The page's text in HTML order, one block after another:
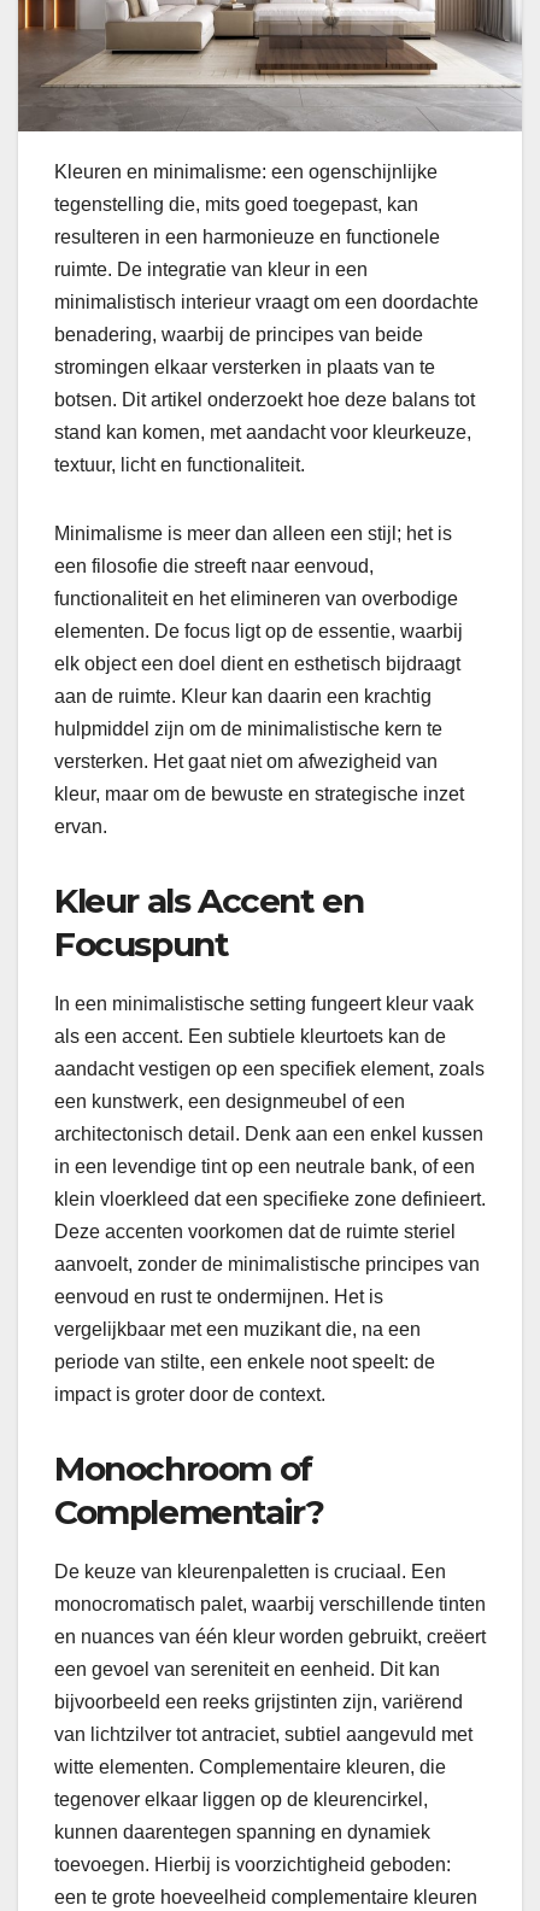
Kleuren en minimalisme: een ogenschijnlijke
tegenstelling die, mits goed toegepast, kan
resulteren in een harmonieuze en functionele
ruimte. De integratie van kleur in een
minimalistisch interieur vraagt om een doordachte
benadering, waarbij de principes van beide
stromingen elkaar versterken in plaats van te
botsen. Dit artikel onderzoekt hoe deze balans tot
stand kan komen, met aandacht voor kleurkeuze,
textuur, licht en functionaliteit.
Minimalisme is meer dan alleen een stijl; het is
een filosofie die streeft naar eenvoud,
functionaliteit en het elimineren van overbodige
elementen. De focus ligt op de essentie, waarbij
elk object een doel dient en esthetisch bijdraagt
aan de ruimte. Kleur kan daarin een krachtig
hulpmiddel zijn om de minimalistische kern te
versterken. Het gaat niet om afwezigheid van
kleur, maar om de bewuste en strategische inzet
ervan.
Kleur als Accent en
Focuspunt
In een minimalistische setting fungeert kleur vaak
als een accent. Een subtiele kleurtoets kan de
aandacht vestigen op een specifiek element, zoals
een kunstwerk, een designmeubel of een
architectonisch detail. Denk aan een enkel kussen
in een levendige tint op een neutrale bank, of een
klein vloerkleed dat een specifieke zone definieert.
Deze accenten voorkomen dat de ruimte steriel
aanvoelt, zonder de minimalistische principes van
eenvoud en rust te ondermijnen. Het is
vergelijkbaar met een muzikant die, na een
periode van stilte, een enkele noot speelt: de
impact is groter door de context.
Monochroom of
Complementair?
De keuze van kleurenpaletten is cruciaal. Een
monocromatisch palet, waarbij verschillende tinten
en nuances van één kleur worden gebruikt, creëert
een gevoel van sereniteit en eenheid. Dit kan
bijvoorbeeld een reeks grijstinten zijn, variërend
van lichtzilver tot antraciet, subtiel aangevuld met
witte elementen. Complementaire kleuren, die
tegenover elkaar liggen op de kleurencirkel,
kunnen daarentegen spanning en dynamiek
toevoegen. Hierbij is voorzichtigheid geboden:
een te grote hoeveelheid complementaire kleuren